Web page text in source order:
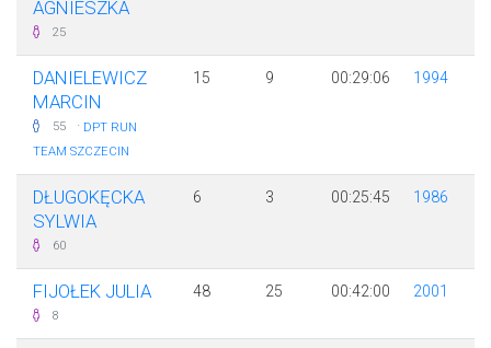
AGNIESZKA
25
DANIELEWICZ
MARCIN
55 · DPT RUN
TEAM SZCZECIN
15 9 00:29:06 1994
DŁUGOKĘCKA
SYLWIA
60
6 3 00:25:45 1986
FIJOŁEK JULIA
8
48 25 00:42:00 2001